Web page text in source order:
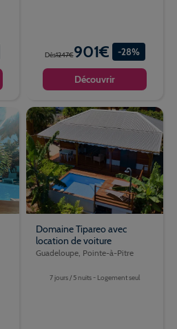
Dès1247€901€ -28%
Découvrir
Domaine Tipareo avec
location de voiture
Guadeloupe, Pointe-à-Pitre
7 jours / 5 nuits - Logement seul